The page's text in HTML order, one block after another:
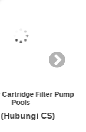
For Above Ground